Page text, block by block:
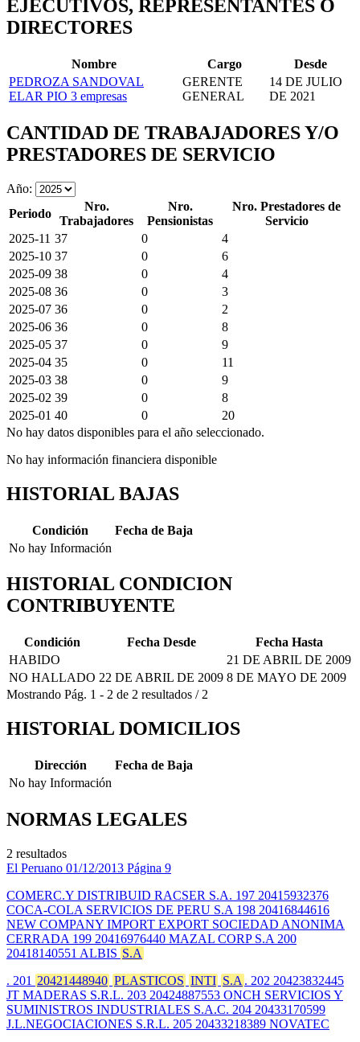
EJECUTIVOS, REPRESENTANTES O
DIRECTORES
Nombre Cargo
Desde
PEDROZA SANDOVAL
ELAR PIO 3 empresas
GERENTE
GENERAL
14 DE JULIO
DE 2021
CANTIDAD DE TRABAJADORES Y/O
PRESTADORES DE SERVICIO
Año:
Periodo
Nro.
Trabajadores
Nro.
Pensionistas
Nro. Prestadores de
Servicio
2025-11 37 0
4
2025-10 37 0
6
2025-09 38 0
4
2025-08 36 0
3
2025-07 36 0
2
2025-06 36 0
8
2025-05 37 0
9
2025-04 35 0
11
2025-03 38 0
9
2025-02 39 0
8
2025-01 40 0
20
No hay datos disponibles para el año seleccionado.
No hay información financiera disponible
HISTORIAL BAJAS
Condición
Fecha de Baja
No hay Información
HISTORIAL CONDICION
CONTRIBUYENTE
Condición Fecha Desde
Fecha Hasta
HABIDO
21 DE ABRIL DE 2009
NO HALLADO 22 DE ABRIL DE 2009 8 DE MAYO DE 2009
Mostrando Pág. 1 - 2 de 2 resultados / 2
HISTORIAL DOMICILIOS
Dirección
Fecha de Baja
No hay Información
NORMAS LEGALES
2 resultados
El Peruano 01/12/2013 Página 9
COMERC.Y DISTRIBUID RACSER S.A. 197 20415932376
COCA-COLA SERVICIOS DE PERU S.A 198 20416844616
NEW COMPANY IMPORT EXPORT SOCIEDAD ANONIMA
CERRADA 199 20416976440 MAZAL CORP S.A 200
20418140551 ALBIS S.A
. 201 20421448940 PLASTICOS INTI S.A . 202 20423832445
JT MADERAS S.R.L. 203 20424887553 ONCH SERVICIOS Y
SUMINISTROS INDUSTRIALES S.A.C. 204 20433170599
J.L.NEGOCIACIONES S.R.L. 205 20433218389 NOVATEC